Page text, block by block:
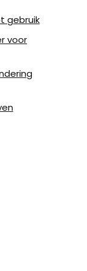
gebruik
voor